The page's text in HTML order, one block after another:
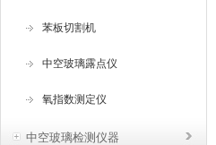
苯板切割机
中空玻璃露点仪
氧指数测定仪
中空玻璃检测仪器